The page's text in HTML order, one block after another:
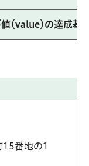
（value）の達成基
15番地の1